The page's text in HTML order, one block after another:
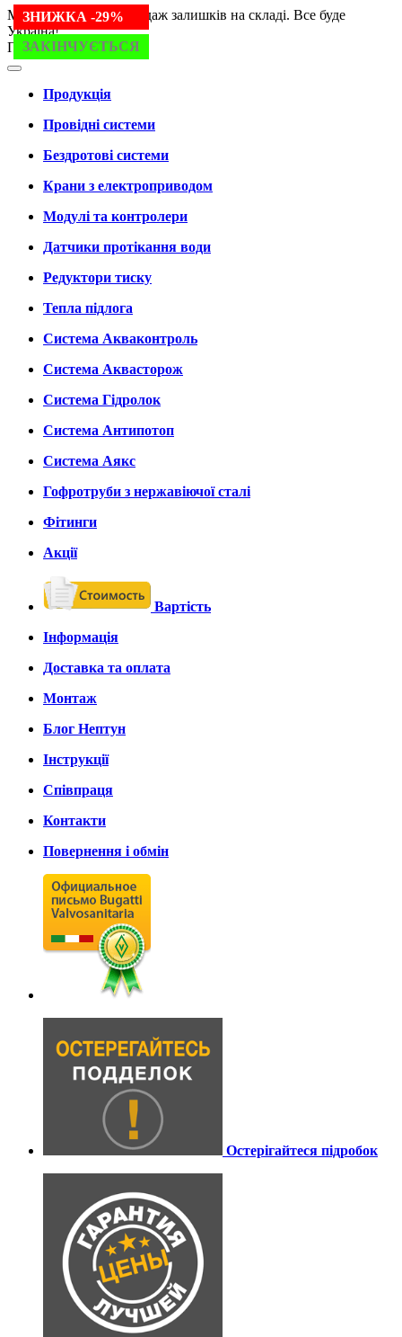
Ми працюємо. Розпродаж залишків на складі. Все буде
Україна!
Продукція
Продукція
Провідні системи
Бездротові системи
Крани з електроприводом
Модулі та контролери
Датчики протікання води
Редуктори тиску
Тепла підлога
Система Акваконтроль
Система Аквасторож
Система Гідролок
Система Антипотоп
Система Аякс
Гофротруби з нержавіючої сталі
Фітинги
Акції
Вартість
Інформація
Доставка та оплата
Монтаж
Блог Нептун
Інструкції
Співпраця
Контакти
Повернення і обмін
Остерігайтеся підробок
ЗНИЖКА -24%
ЗАКІНЧУЄТЬСЯ
ЗНИЖКА -29%